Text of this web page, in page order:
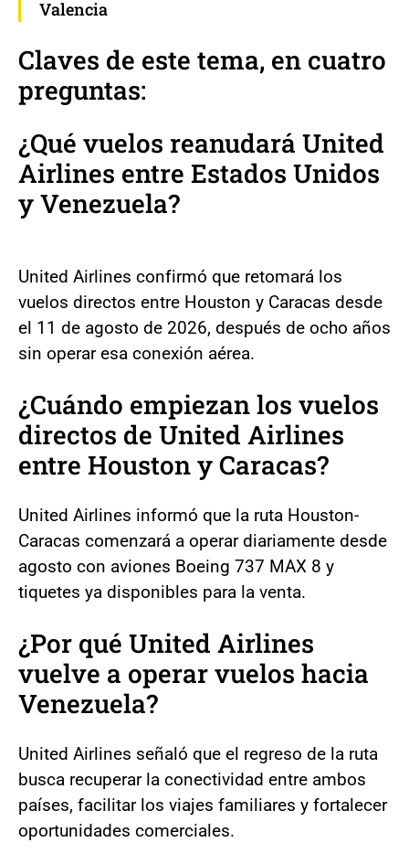
Valencia
Claves de este tema, en cuatro
preguntas:
¿Qué vuelos reanudará United
Airlines entre Estados Unidos
y Venezuela?
United Airlines confirmó que retomará los
vuelos directos entre Houston y Caracas desde
el 11 de agosto de 2026, después de ocho años
sin operar esa conexión aérea.
¿Cuándo empiezan los vuelos
directos de United Airlines
entre Houston y Caracas?
United Airlines informó que la ruta Houston-
Caracas comenzará a operar diariamente desde
agosto con aviones Boeing 737 MAX 8 y
tiquetes ya disponibles para la venta.
¿Por qué United Airlines
vuelve a operar vuelos hacia
Venezuela?
United Airlines señaló que el regreso de la ruta
busca recuperar la conectividad entre ambos
países, facilitar los viajes familiares y fortalecer
oportunidades comerciales.